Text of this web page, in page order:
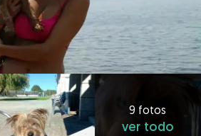
9 fotos
ver todo